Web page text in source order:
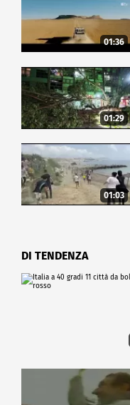
01:36
01:29
01:03
DI TENDENZA